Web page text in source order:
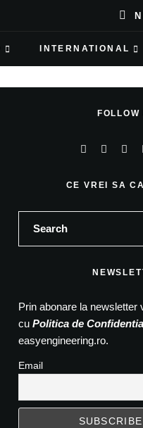
INTERNATIONAL
FOLLOW
CE VREI SA
Prin abonare la newsletter
cu Politica de
easyengineering.ro.
Email